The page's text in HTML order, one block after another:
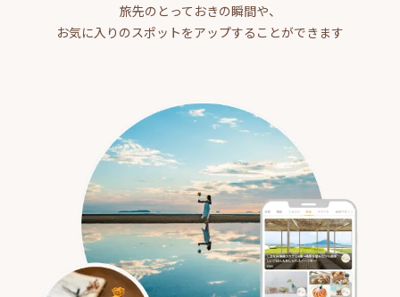
旅先のとっておきの瞬間や、
お気に入りのスポットをアップすることができます